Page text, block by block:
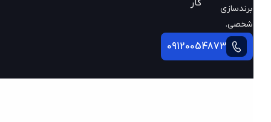
برندسازی
شخصی.
09120054873